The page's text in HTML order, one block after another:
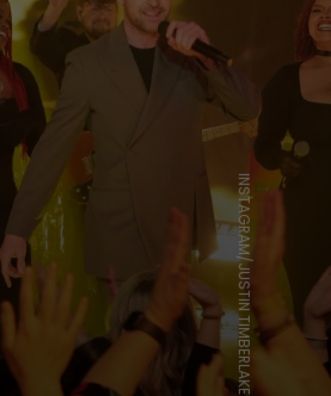
INSTAGRAM/JUSTIN TIMBERLAKE